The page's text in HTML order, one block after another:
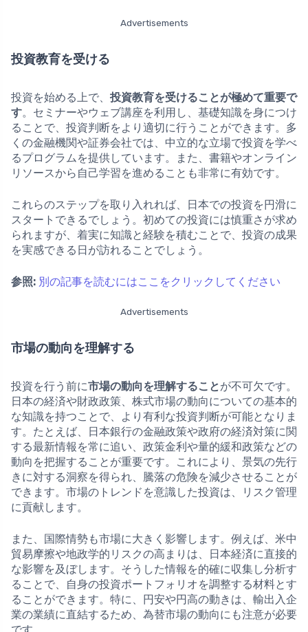
Advertisements
投資教育を受ける
投資を始める上で、 投資教育を受けることが極めて重要で
す。セミナーやウェブ講座を利用し、基礎知識を身につけ
ることで、投資判断をより適切に行うことができます。多
くの金融機関や証券会社では、中立的な立場で投資を学べ
るプログラムを提供しています。また、書籍やオンライン
リソースから自己学習を進めることも非常に有効です。
これらのステップを取り入れれば、日本での投資を円滑に
スタートできるでしょう。初めての投資には慎重さが求め
られますが、着実に知識と経験を積むことで、投資の成果
を実感できる日が訪れることでしょう。
参照: 別の記事を読むにはここをクリックしてください
Advertisements
市場の動向を理解する
投資を行う前に市場の動向を理解することが不可欠です。
日本の経済や財政政策、株式市場の動向についての基本的
な知識を持つことで、より有利な投資判断が可能となりま
す。たとえば、日本銀行の金融政策や政府の経済対策に関
する最新情報を常に追い、政策金利や量的緩和政策などの
動向を把握することが重要です。これにより、景気の先行
きに対する洞察を得られ、騰落の危険を減少させることが
できます。市場のトレンドを意識した投資は、リスク管理
に貢献します。
また、国際情勢も市場に大きく影響します。例えば、米中
貿易摩擦や地政学的リスクの高まりは、日本経済に直接的
な影響を及ぼします。そうした情報を的確に収集し分析す
ることで、自身の投資ポートフォリオを調整する材料とす
ることができます。特に、円安や円高の動きは、輸出入企
業の業績に直結するため、為替市場の動向にも注意が必要